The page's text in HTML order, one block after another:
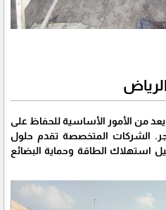
يعد من الأمور الأساسية للحفاظ على
الشركات المتخصصة تقدم حلول
استهلاك الطاقة وحماية البضائع